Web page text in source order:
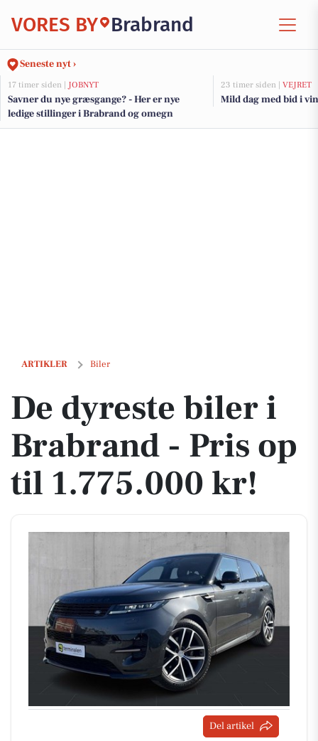
VORES BY Brabrand
Seneste nyt ›
17 timer siden | JOBNYT
Savner du nye græsgange? - Her er nye
ledige stillinger i Brabrand og omegn
23 timer siden | VEJRET
Mild dag med bid i
ARTIKLER Biler
De dyreste biler i Brabrand - Pris op til 1.775.000 kr!
De dyreste biler i
Brabrand - Pris op
til 1.775.000 kr!
Del artikel